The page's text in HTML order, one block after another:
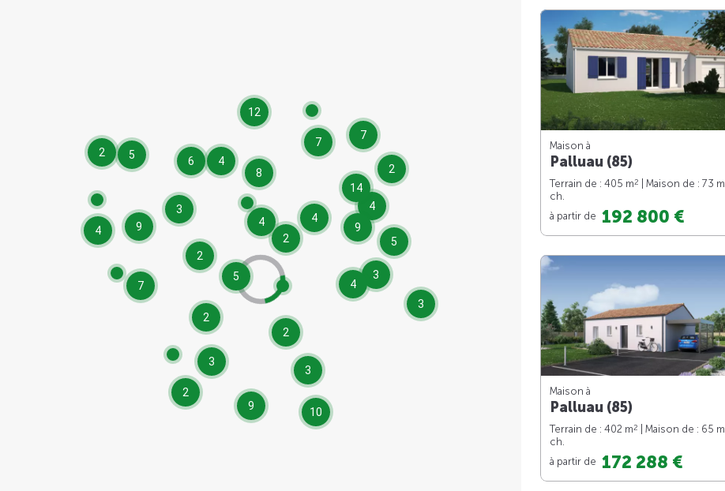
2
8
14
12
7
5
4
9
9
2
4
6 4
7
3
10
2
7
4
5 3
9
4
3
5
3
2
2
2
3 4
2
Maison à
Palluau (85)
Terrain de : 405 m2 | Maison de : 73 m
ch.
à partir de 192 800 €
Maison à
Palluau (85)
Terrain de : 402 m2 | Maison de : 65 m
ch.
à partir de 172 288 €